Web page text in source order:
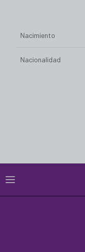
Nacimiento
Nacionalidad